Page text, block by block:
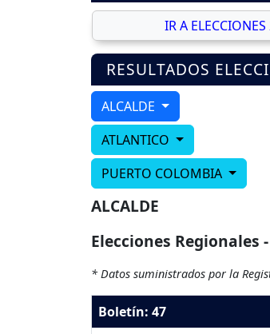
IR A
RESULTADOS
ALCALDE
ATLANTICO
PUERTO COLOMBIA
ALCALDE
Elecciones Regionales
* Datos suministrados por la
Boletín: 47